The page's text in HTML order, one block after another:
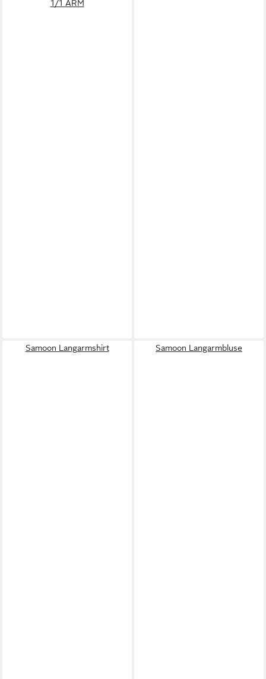
1/1 ARM
Samoon Langarmshirt Samoon Langarmbluse